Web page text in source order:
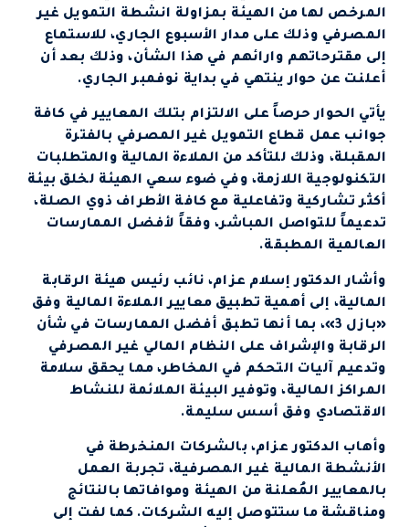
المرخص لها من الهيئة بمزاولة انشطة التمويل غير
المصرفي وذلك على مدار الأسبوع الجاري، للاستماع
إلى مقترحاتهم وارائهم في هذا الشأن، وذلك بعد أن
أعلنت عن حوار ينتهي في بداية نوفمبر الجاري.
يأتي الحوار حرصاً على الالتزام بتلك المعايير في كافة
جوانب عمل قطاع التمويل غير المصرفي بالفترة
المقبلة، وذلك للتأكد من الملاءة المالية والمتطلبات
التكنولوجية اللازمة، وفي ضوء سعي الهيئة لخلق بيئة
أكثر تشاركية وتفاعلية مع كافة الأطراف ذوي الصلة،
تدعيماً للتواصل المباشر، وفقاً لأفضل الممارسات
العالمية المطبقة.
وأشار الدكتور إسلام عزام، نائب رئيس هيئة الرقابة
المالية، إلى أهمية تطبيق معايير الملاءة المالية وفق
«بازل 3»، بما أنها تطبق أفضل الممارسات في شأن
الرقابة والإشراف على النظام المالي غير المصرفي
وتدعيم آليات التحكم في المخاطر، مما يحقق سلامة
المراكز المالية، وتوفير البيئة الملائمة للنشاط
الاقتصادي وفق أسس سليمة.
وأهاب الدكتور عزام، بالشركات المنخرطة في
الأنشطة المالية غير المصرفية، تجربة العمل
بالمعايير المُعلنة من الهيئة وموافاتها بالنتائج
ومناقشة ما ستتوصل إليه الشركات. كما لفت إلى